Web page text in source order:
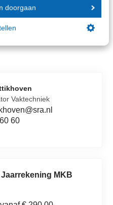
doorgaan
de Elektronische Checklist
meer informatie
Vaktechniek
60
MKB